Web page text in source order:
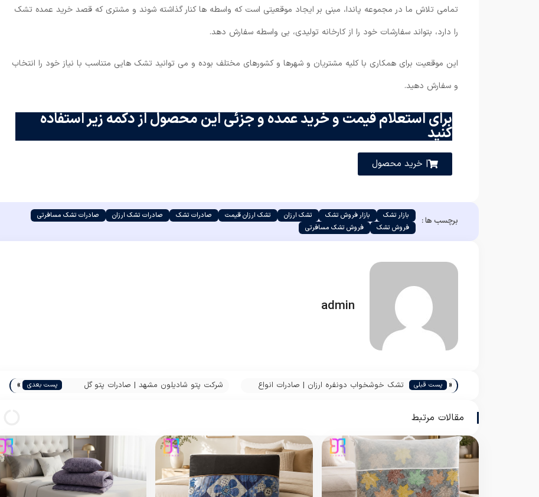
تمامی تلاش ما در مجموعه پاندا، مبنی بر ایجاد موقعیتی است که واسطه ها کنار گذاشته شوند و مشتری که قصد خرید عمده تشک
را دارد، بتواند سفارشات خود را از کارخانه تولیدی، بی واسطه سفارش دهد.
این موقعیت برای همکاری با کلیه مشتریان و شهرها و کشورهای مختلف بوده و می توانید تشک هایی متناسب با نیاز خود را انتخاب
و سفارش دهید.
برای استعلام قیمت و خرید عمده و جزئی این محصول از دکمه زیر استفاده
کنید
| خرید محصول
برچسب ها : بازار تشک بازار فروش تشک تشک ارزان تشک ارزان قیمت صادرات تشک صادرات تشک ارزان
صادرات تشک مسافرتی
فروش تشک
فروش تشک مسافرتی
admin
« پست قبلی
تشک خوشخواب دونفره ارزان | صادرات انواع
شرکت پتو شادیلون مشهد | صادرات پتو گل
پست بعدی »
مقالات مرتبط